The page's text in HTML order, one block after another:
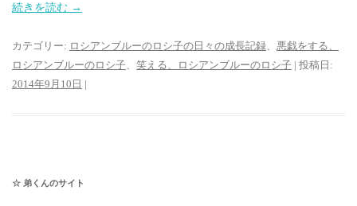
続きを読む →
カテゴリー: ロシアンブルーのロシ子の日々の成長記録
悪戯をする、
ロシアンブルーのロシ子
笑える、ロシアンブルーのロシ子 | 投稿日:
2014年9月10日 |
☆ 弟くんのサイト